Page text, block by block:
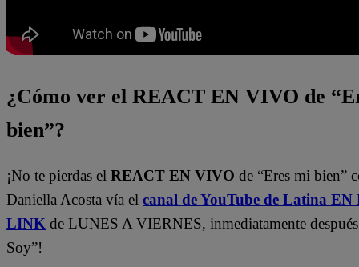
¿Cómo ver el REACT EN VIVO de
bien”?
¡No te pierdas el REACT EN VIVO de “Eres mi bien”
Daniella Acosta vía el canal de YouTube de Latina EN
LINK de LUNES A VIERNES, inmediatamente
Soy”!